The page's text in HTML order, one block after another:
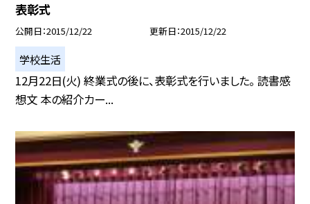
表彰式
公開日 2015/12/22 更新日 2015/12/22
学校生活
12月22日(火) 終業式の後に、表彰式を行いました。 読書感
想文 本の紹介カー...